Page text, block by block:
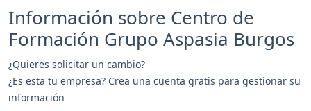
Información sobre Centro de
Formación Grupo Aspasia Burgos
¿Quieres solicitar un cambio?
¿Es esta tu empresa? Crea una cuenta gratis para gestionar su
información